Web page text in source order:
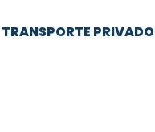
TRANSPORTE PRIVADO